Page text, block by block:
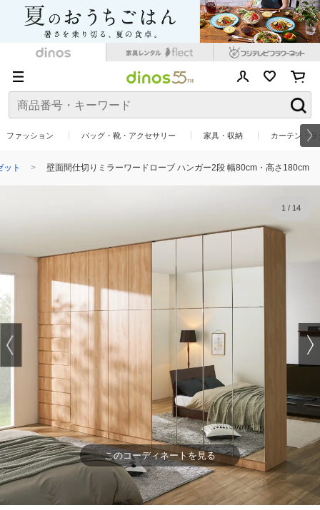
ファッション バッグ・靴・アクセサリー 家具・収納 カーテン・
ット 壁面間仕切りミラーワードローブ ハンガー2段 幅80cm・高さ180cm
このコーディネートを見る
1/ 14